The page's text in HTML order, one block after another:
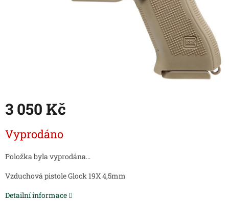
3 050 Kč
cena:
Vyprodáno
Položka byla vyprodána…
Vzduchová pistole Glock 19X 4,5mm
Detailní informace